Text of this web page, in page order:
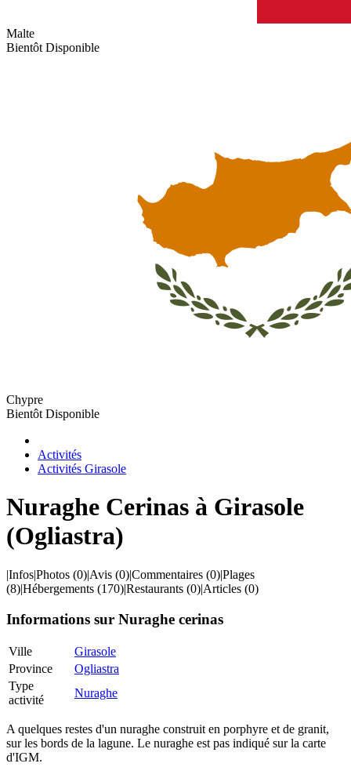
Malte
Bientôt Disponible
Chypre
Bientôt Disponible
Activités
Activités Girasole
Nuraghe Cerinas à Girasole
(Ogliastra)
|Infos|Photos (0)|Avis (0)|Commentaires (0)|Plages
(8)|Hébergements (170)|Restaurants (0)|Articles (0)
Informations sur Nuraghe cerinas
Ville
Girasole
Province
Ogliastra
Type
activité
Nuraghe
A quelques restes d'un nuraghe construit en porphyre et de granit,
sur les bords de la lagune. Le nuraghe est pas indiqué sur la carte
d'IGM.